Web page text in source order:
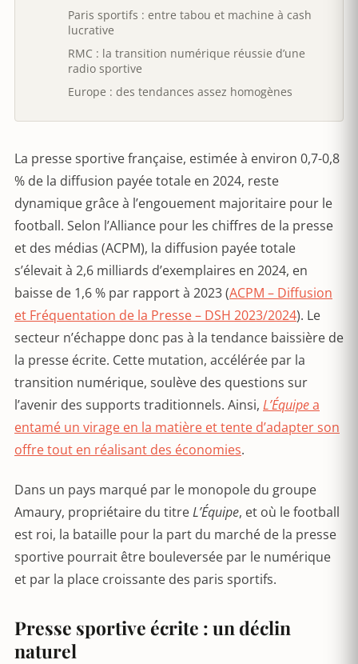
Paris sportifs : entre tabou et machine à cash
lucrative
RMC : la transition numérique réussie d’une
radio sportive
Europe : des tendances assez homogènes
La presse sportive française, estimée à environ 0,7-0,8
% de la diffusion payée totale en 2024, reste
dynamique grâce à l’engouement majoritaire pour le
football. Selon l’Alliance pour les chiffres de la presse
et des médias (ACPM), la diffusion payée totale
s’élevait à 2,6 milliards d’exemplaires en 2024, en
baisse de 1,6 % par rapport à 2023 (ACPM – Diffusion
et Fréquentation de la Presse – DSH 2023/2024). Le
secteur n’échappe donc pas à la tendance baissière de
la presse écrite. Cette mutation, accélérée par la
transition numérique, soulève des questions sur
l’avenir des supports traditionnels. Ainsi, L’Équipea
entamé un virage en la matière et tente d’adapter son
offre tout en réalisant des économies.
Dans un pays marqué par le monopole du groupe
Amaury, propriétaire du titreL’Équipe, et où le football
est roi, la bataille pour la part du marché de la presse
sportive pourrait être bouleversée par le numérique
et par la place croissante des paris sportifs.
Presse sportive écrite : un déclin
naturel